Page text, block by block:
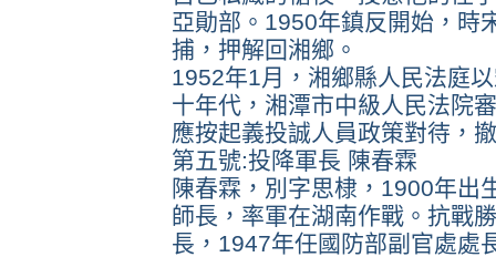
亞勛部。1950年鎮反開始，時
捕，押解回湘鄉。
1952年1月，湘鄉縣人民法庭
十年代，湘潭市中級人民法院
應按起義投誠人員政策對待，
第五號:投降軍長 陳春霖
陳春霖，別字思棣，1900年出
師長，率軍在湖南作戰。抗戰
長，1947年任國防部副官處處